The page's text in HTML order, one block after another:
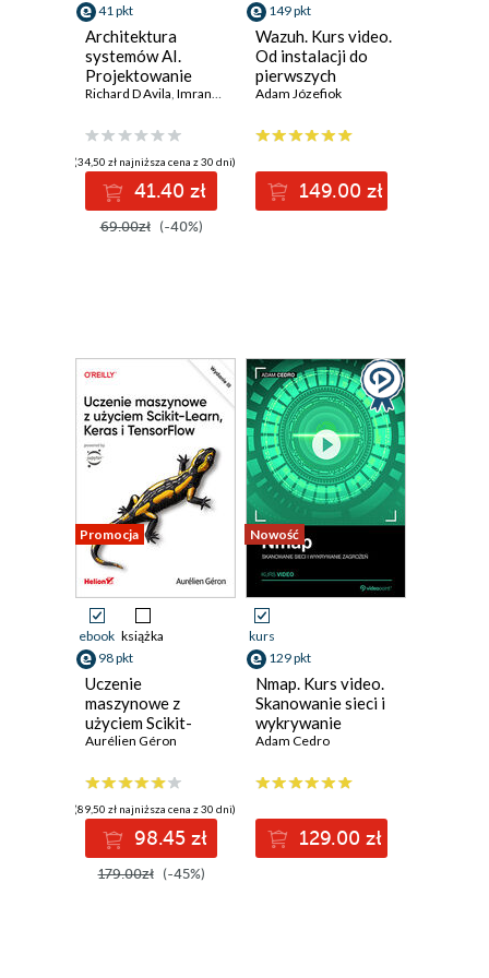
41 pkt
Architektura
systemów AI.
Projektowanie
skalowalnego i
oprogramowania
Richard D Avila, Imran Ahmad
(34,50 zł najniższa cena z 30 dni)
41.40 zł
69.00zł (-40%)
149 pkt
Wazuh. Kurs video.
Od instalacji do
pierwszych
alertów
Adam Józefiok
149.00 zł
Promocja
ebook książka
98 pkt
Uczenie
maszynowe z
użyciem Scikit-
Learn, Keras i
Wydanie III
Aurélien Géron
(89,50 zł najniższa cena z 30 dni)
98.45 zł
179.00zł (-45%)
Nowość
kurs
129 pkt
Nmap. Kurs video.
Skanowanie sieci i
wykrywanie
zagrożeń
Adam Cedro
129.00 zł